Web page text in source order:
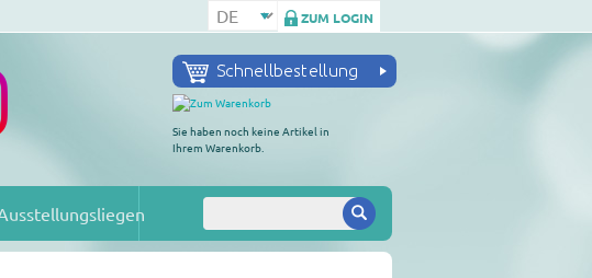
ZUM LOGIN
Sie haben noch keine Artikel in
Ihrem Warenkorb.